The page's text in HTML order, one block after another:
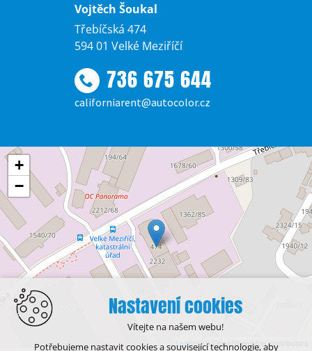
Vojtěch Šoukal
Třebíčská 474
594 01 Velké Meziříčí
736 675 644
californiarent@autocolor.cz
+
−
Leaflet | © OpenStreetMap contributors
Nastavení cookies
Vítejte na našem webu!
Potřebujeme nastavit cookies a související technologie, aby